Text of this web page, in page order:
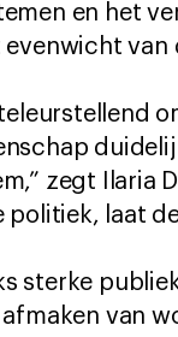
en het
evenwicht van
zegt Ilaria
politiek, laat
sterke
van